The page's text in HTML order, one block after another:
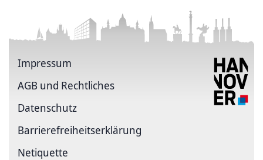
Impressum
AGB und Rechtliches
Datenschutz
Barriere­freiheits­erklärung
Netiquette